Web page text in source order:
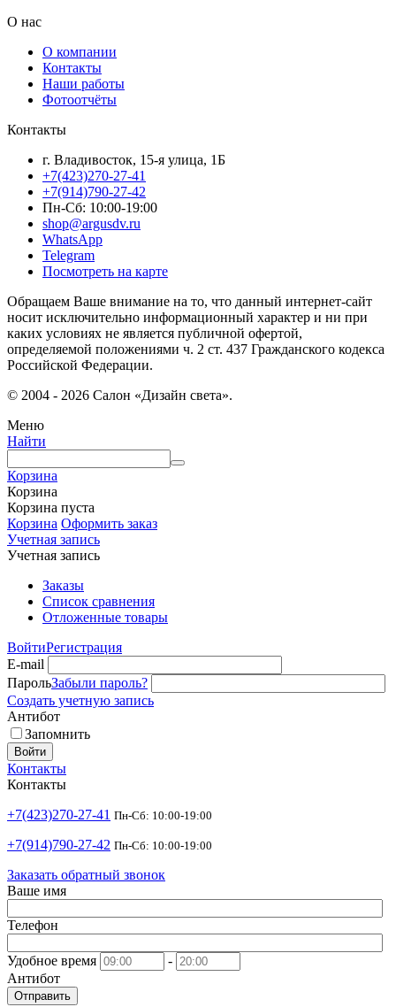
О нас
О компании
Контакты
Наши работы
Фотоотчёты
Контакты
г. Владивосток, 15-я улица, 1Б
+7(423)270-27-41
+7(914)790-27-42
Пн-Сб: 10:00-19:00
shop@argusdv.ru
WhatsApp
Telegram
Посмотреть на карте
Обращаем Ваше внимание на то, что данный интернет-сайт
носит исключительно информационный характер и ни при
каких условиях не является публичной офертой,
определяемой положениями ч. 2 ст. 437 Гражданского кодекса
Российской Федерации.
© 2004 - 2026 Салон «Дизайн света».
Меню
Найти
Корзина
Корзина
Корзина пуста
Корзина Оформить заказ
Учетная запись
Учетная запись
Заказы
Список сравнения
Отложенные товары
ВойтиРегистрация
E-mail
ПарольЗабыли пароль?
Создать учетную запись
Антибот
Запомнить
Войти
Контакты
Контакты
+7(423)270-27-41 Пн-Сб: 10:00-19:00
+7(914)790-27-42 Пн-Сб: 10:00-19:00
Заказать обратный звонок
Ваше имя
Телефон
Удобное время
-
Антибот
Отправить